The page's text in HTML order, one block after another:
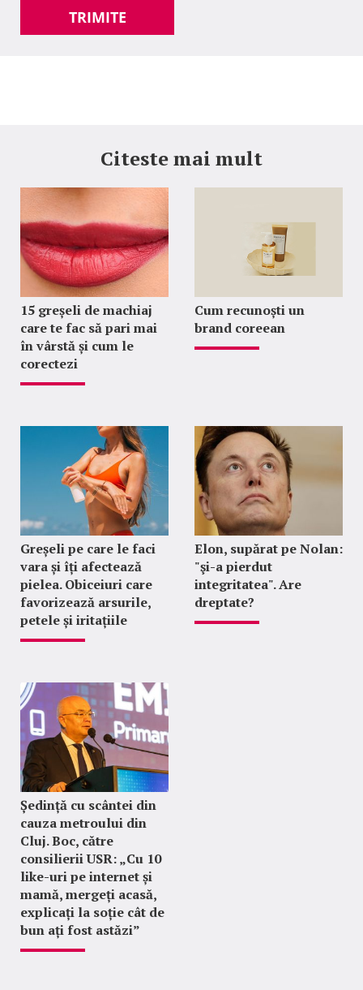
TRIMITE
Citeste mai mult
15 greșeli de machiaj
care te fac să pari mai
în vârstă și cum le
corectezi
Cum recunoști un
brand coreean
Greșeli pe care le faci
vara și îți afectează
pielea. Obiceiuri care
favorizează arsurile,
petele și iritațiile
Elon, supărat pe Nolan:
"şi-a pierdut
integritatea". Are
dreptate?
Ședință cu scântei din
cauza metroului din
Cluj. Boc, către
consilierii USR: „Cu 10
like-uri pe internet și
mamă, mergeți acasă,
explicați la soție cât de
bun ați fost astăzi”